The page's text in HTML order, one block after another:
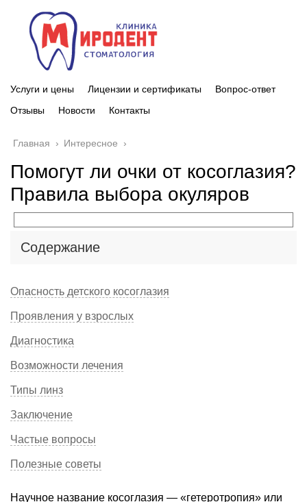
Услуги и цены Лицензии и сертификаты
Вопрос-ответ
Отзывы
Новости Контакты
Главная › Интересное ›
Помогут ли очки от косоглазия?
Правила выбора окуляров
Содержание
Опасность детского косоглазия
Проявления у взрослых
Диагностика
Возможности лечения
Типы линз
Заключение
Частые вопросы
Полезные советы
Научное название косоглазия — «гетеротропия» или